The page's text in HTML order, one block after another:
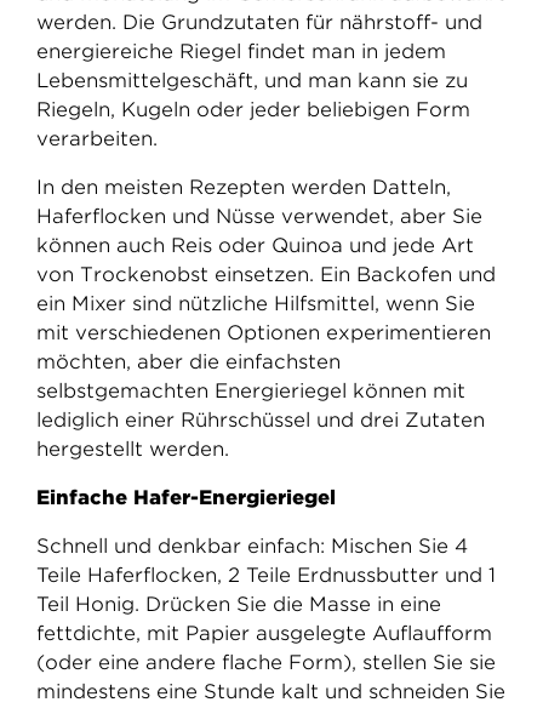
werden. Die Grundzutaten für nährstoff- und
energiereiche Riegel findet man in jedem
Lebensmittelgeschäft, und man kann sie zu
Riegeln, Kugeln oder jeder beliebigen Form
verarbeiten.
In den meisten Rezepten werden Datteln,
Haferflocken und Nüsse verwendet, aber Sie
können auch Reis oder Quinoa und jede Art
von Trockenobst einsetzen. Ein Backofen und
ein Mixer sind nützliche Hilfsmittel, wenn Sie
mit verschiedenen Optionen experimentieren
möchten, aber die einfachsten
selbstgemachten Energieriegel können mit
lediglich einer Rührschüssel und drei Zutaten
hergestellt werden.
Einfache Hafer-Energieriegel
Schnell und denkbar einfach: Mischen Sie 4
Teile Haferflocken, 2 Teile Erdnussbutter und 1
Teil Honig. Drücken Sie die Masse in eine
fettdichte, mit Papier ausgelegte Auflaufform
(oder eine andere flache Form), stellen Sie sie
mindestens eine Stunde kalt und schneiden Sie